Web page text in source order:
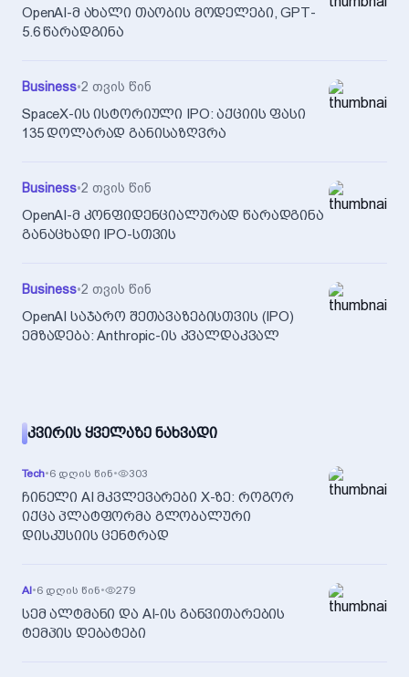
OpenAI-მ ახალი თაობის მოდელები, GPT-
5.6 წარადგინა
Business•2 თვის წინ
SpaceX-ის ისტორიული IPO: აქციის ფასი
135 დოლარად განისაზღვრა
Business•2 თვის წინ
OpenAI-მ კონფიდენციალურად წარადგინა
განაცხადი IPO-სთვის
Business•2 თვის წინ
OpenAI საჯარო შეთავაზებისთვის (IPO)
ემზადება: Anthropic-ის კვალდაკვალ
ᲙᲕᲘᲠᲘᲡ ᲧᲕᲔᲚᲐᲖᲔ ᲜᲐᲮᲕᲐᲓᲘ
Tech•6 დღის წინ• 303
ჩინელი AI მკვლევარები X-ზე: როგორ
იქცა პლატფორმა გლობალური
დისკუსიის ცენტრად
AI•6 დღის წინ• 279
სემ ალტმანი და AI-ის განვითარების
ტემპის დებატები